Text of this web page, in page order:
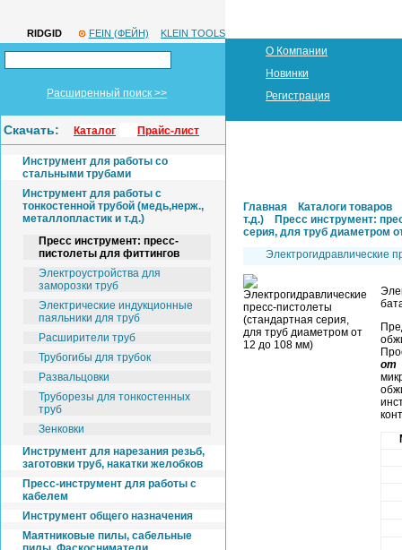
RIDGID FEIN (ФЕЙН) KLEIN TOOLS
Расширенный поиск >>
Скачать: Каталог Прайс-лист
Инструмент для работы со
стальными трубами
Инструмент для работы с
тонкостенной трубой (медь,нерж.,
металлопластик и т.д.)
Пресс инструмент: пресс-
пистолеты для фиттингов
Электроустройства для
заморозки труб
Электрические индукционные
паяльники для труб
Расширители труб
Трубогибы для трубок
Развальцовки
Труборезы для тонкостенных
труб
Зенковки
Инструмент для нарезания резьб,
заготовки труб, накатки желобков
Пресс-инструмент для работы с
кабелем
Инструмент общего назначения
Маятниковые пилы, сабельные
О Компании
Новинки
Регистрация
Главная
Каталоги товаров
т.д.)
Пресс инструмент:
серия, для труб диаметром
Электрогидравлические
от